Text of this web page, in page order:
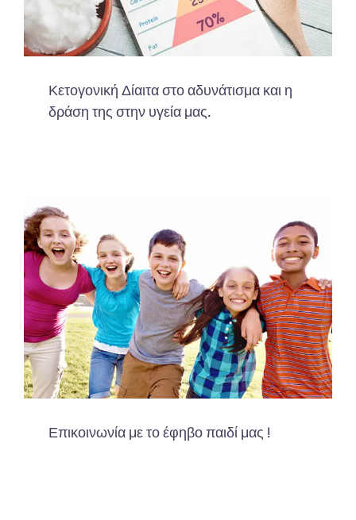
Κετογονική Δίαιτα στο αδυνάτισμα και η
δράση της στην υγεία μας.
Επικοινωνία με το έφηβο παιδί μας !